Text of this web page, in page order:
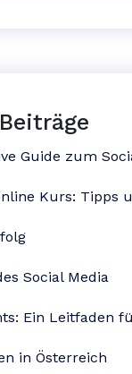
Guide zum
Kurs: Tipps
Social Media
Ein Leitfaden
in Österreich